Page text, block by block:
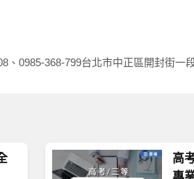
、0985-368-799台北市中正區開封街一
高